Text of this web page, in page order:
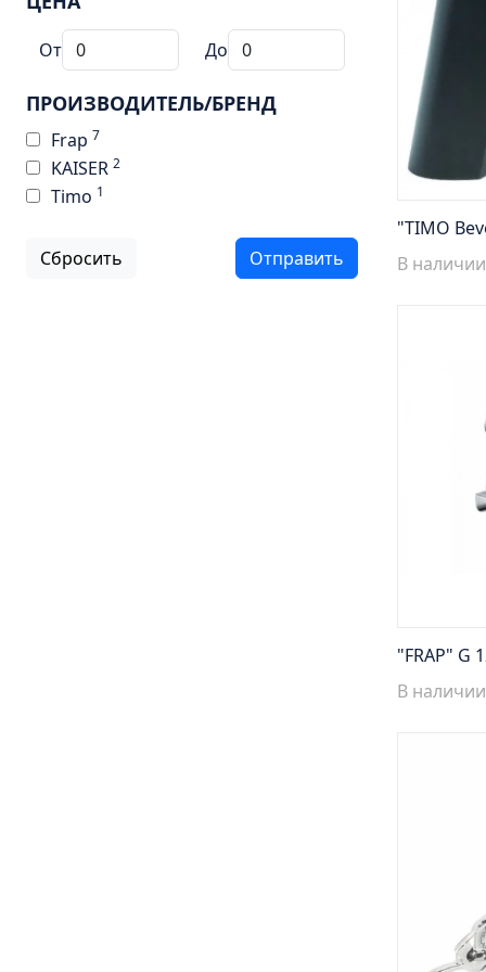
От До
ПРОИЗВОДИТЕЛЬ/БРЕНД
Frap 7
KAISER 2
Timo 1
Сбросить Отправить
"TIMO
В наличии
"FRAP" G
В наличии